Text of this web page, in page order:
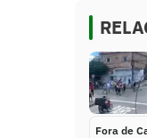
Fora de